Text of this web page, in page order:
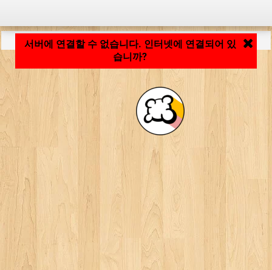
응용 프로그램 로딩 중... ...